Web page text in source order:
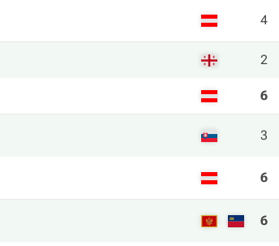
4
2
6
3
6
6